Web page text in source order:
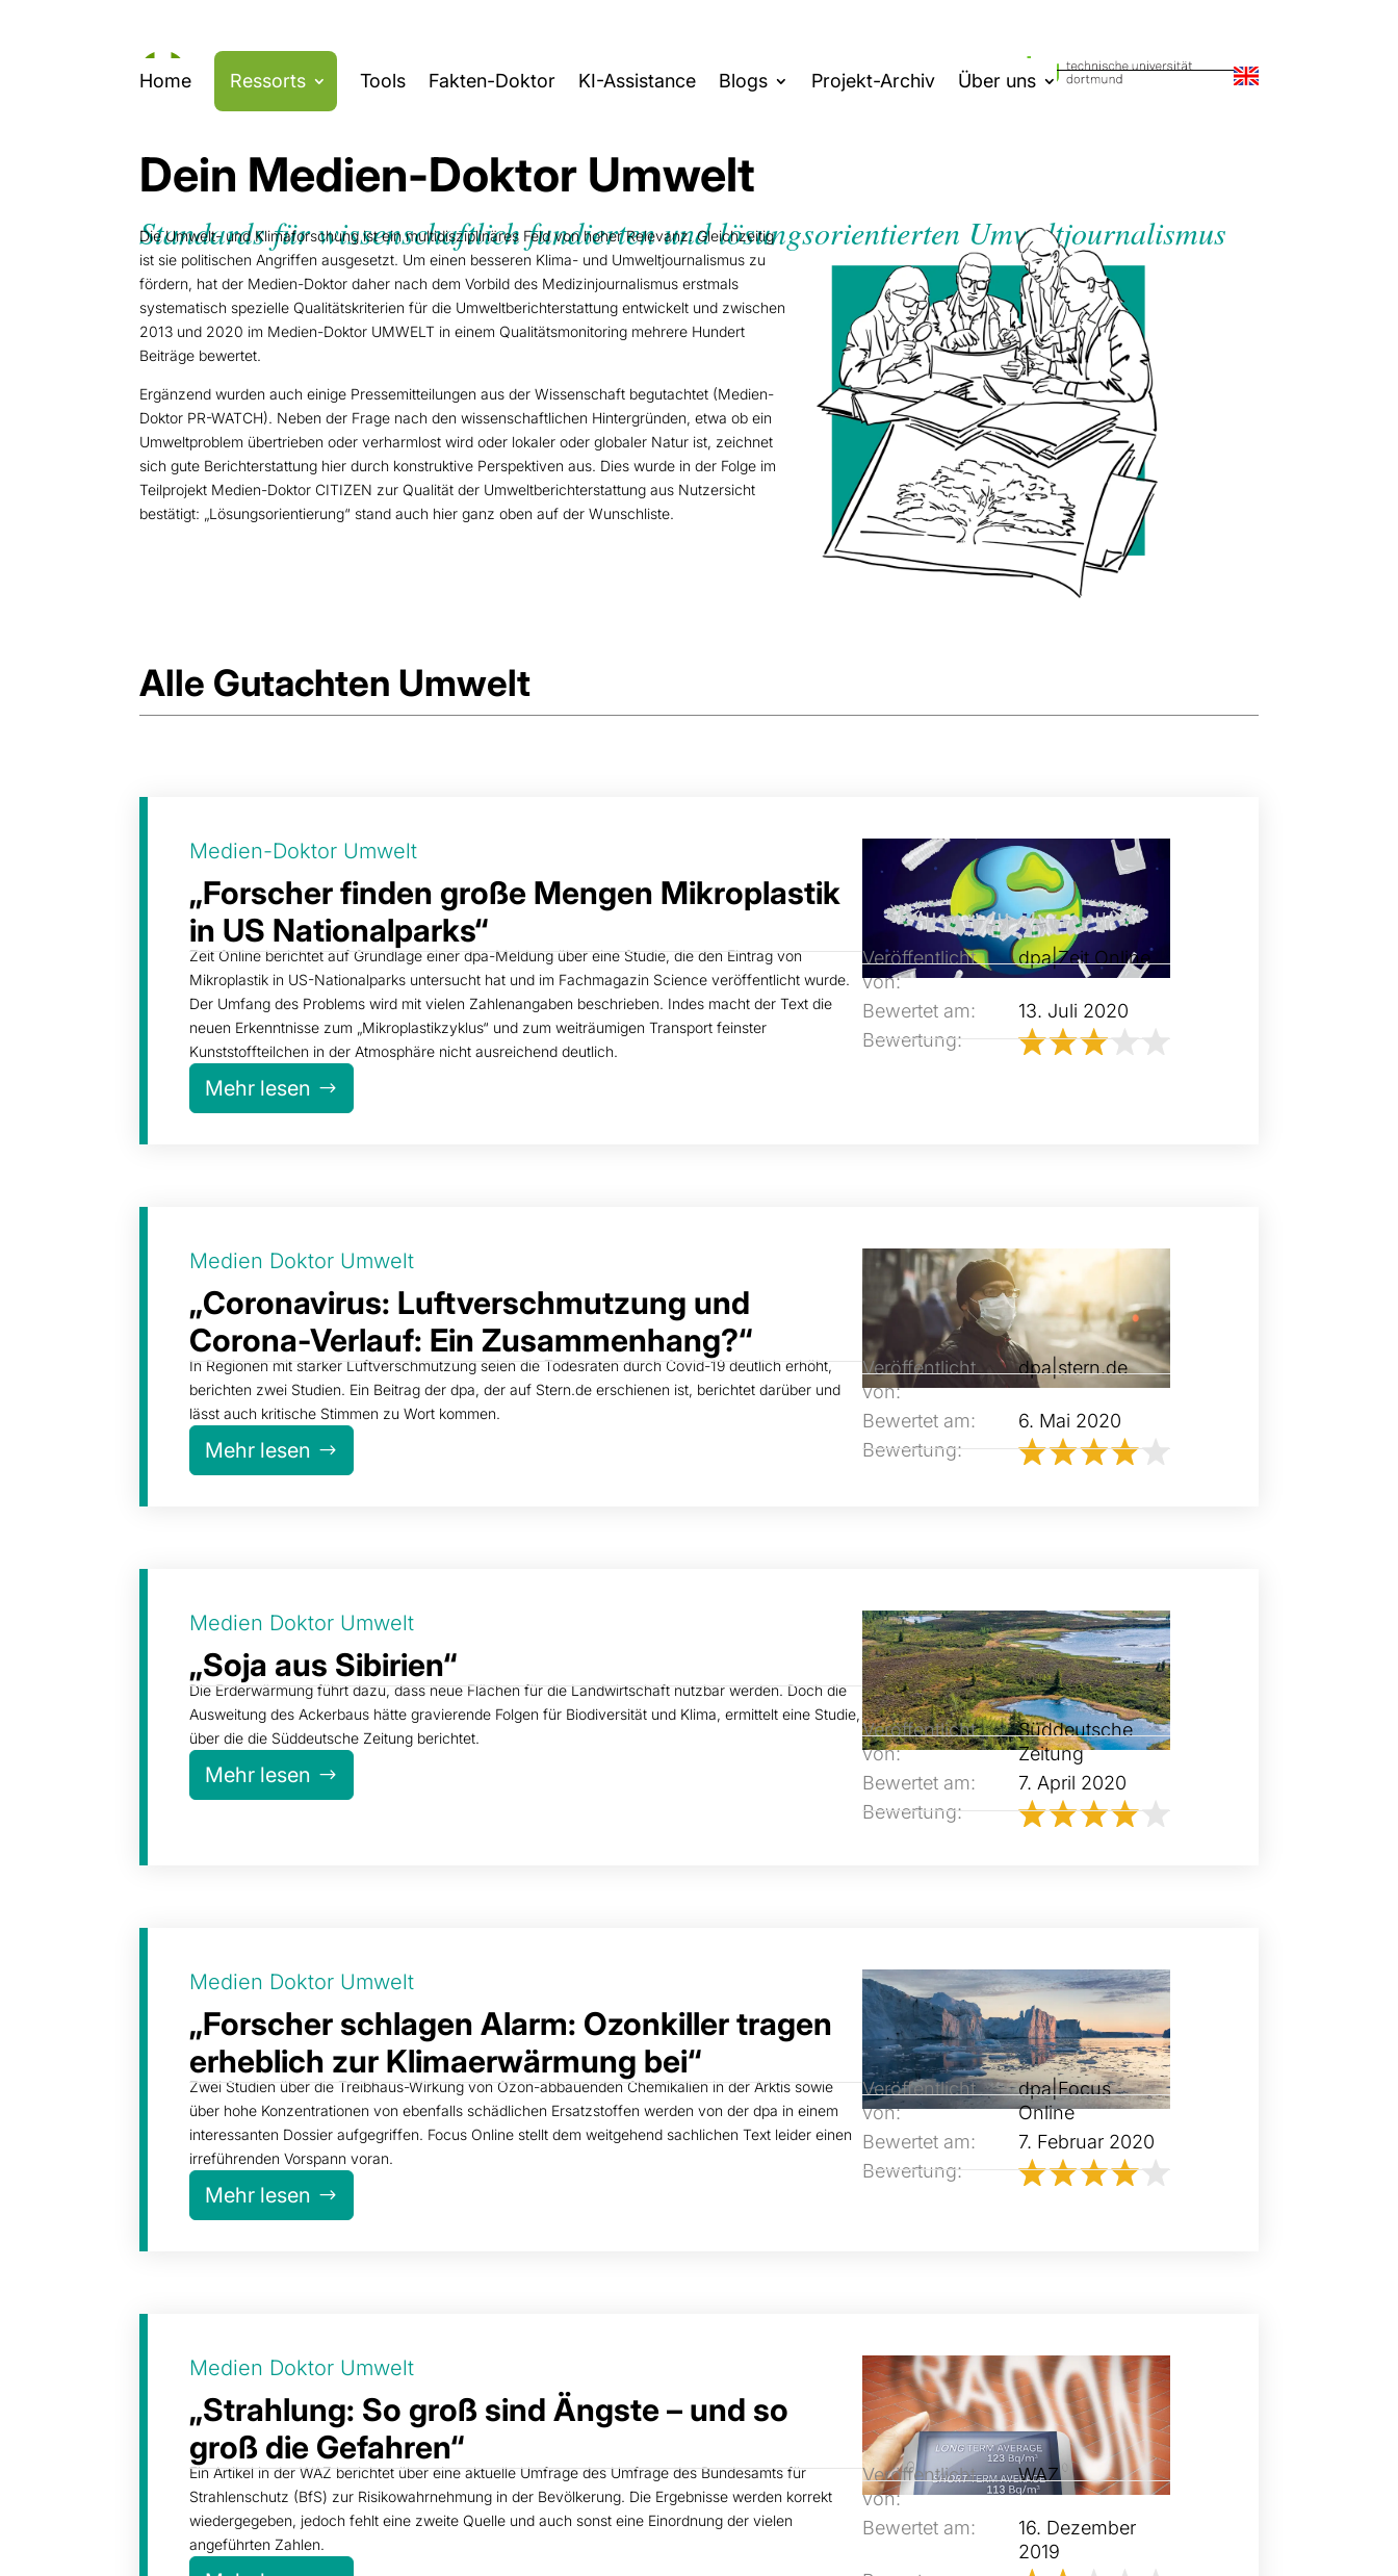
Home Ressorts Tools Fakten-Doktor KI-Assistance Blogs Projekt-Archiv Über uns
Dein Medien-Doktor Umwelt
Standards für wissenschaftlich fundierten und lösungsorientierten Umweltjournalismus
Die Umwelt- und Klimaforschung ist ein multidisziplinäres Feld von hoher Relevanz. Gleichzeitig
ist sie politischen Angriffen ausgesetzt. Um einen besseren Klima- und Umweltjournalismus zu
fördern, hat der Medien-Doktor daher nach dem Vorbild des Medizinjournalismus erstmals
systematisch spezielle Qualitätskriterien für die Umweltberichterstattung entwickelt und zwischen
2013 und 2020 im Medien-Doktor UMWELT in einem Qualitätsmonitoring mehrere Hundert
Beiträge bewertet.
Ergänzend wurden auch einige Pressemitteilungen aus der Wissenschaft begutachtet (Medien-
Doktor PR-WATCH). Neben der Frage nach den wissenschaftlichen Hintergründen, etwa ob ein
Umweltproblem übertrieben oder verharmlost wird oder lokaler oder globaler Natur ist, zeichnet
sich gute Berichterstattung hier durch konstruktive Perspektiven aus. Dies wurde in der Folge im
Teilprojekt Medien-Doktor CITIZEN zur Qualität der Umweltberichterstattung aus Nutzersicht
bestätigt: „Lösungsorientierung“ stand auch hier ganz oben auf der Wunschliste.
Alle Gutachten Umwelt
Medien-Doktor Umwelt
„Forscher finden große Mengen Mikroplastik
in US Nationalparks“
Zeit Online berichtet auf Grundlage einer dpa-Meldung über eine Studie, die den Eintrag von
Mikroplastik in US-Nationalparks untersucht hat und im Fachmagazin Science veröffentlicht wurde.
Der Umfang des Problems wird mit vielen Zahlenangaben beschrieben. Indes macht der Text die
neuen Erkenntnisse zum „Mikroplastikzyklus“ und zum weiträumigen Transport feinster
Kunststoffteilchen in der Atmosphäre nicht ausreichend deutlich.
Mehr lesen
Veröffentlicht
von:
dpa|Zeit Online
Bewertet am:
13. Juli 2020
Bewertung:
Medien Doktor Umwelt
„Coronavirus: Luftverschmutzung und
Corona-Verlauf: Ein Zusammenhang?“
In Regionen mit starker Luftverschmutzung seien die Todesraten durch Covid-19 deutlich erhöht,
berichten zwei Studien. Ein Beitrag der dpa, der auf Stern.de erschienen ist, berichtet darüber und
lässt auch kritische Stimmen zu Wort kommen.
Mehr lesen
Veröffentlicht
von:
dpa|stern.de
Bewertet am:
6. Mai 2020
Bewertung:
Medien Doktor Umwelt
„Soja aus Sibirien“
Die Erderwärmung führt dazu, dass neue Flächen für die Landwirtschaft nutzbar werden. Doch die
Ausweitung des Ackerbaus hätte gravierende Folgen für Biodiversität und Klima, ermittelt eine Studie,
über die die Süddeutsche Zeitung berichtet.
Mehr lesen
Veröffentlicht
von:
Süddeutsche
Zeitung
Bewertet am:
7. April 2020
Bewertung:
Medien Doktor Umwelt
„Forscher schlagen Alarm: Ozonkiller tragen
erheblich zur Klimaerwärmung bei“
Zwei Studien über die Treibhaus-Wirkung von Ozon-abbauenden Chemikalien in der Arktis sowie
über hohe Konzentrationen von ebenfalls schädlichen Ersatzstoffen werden von der dpa in einem
interessanten Dossier aufgegriffen. Focus Online stellt dem weitgehend sachlichen Text leider einen
irreführenden Vorspann voran.
Mehr lesen
Veröffentlicht
von:
dpa|Focus
Online
Bewertet am:
7. Februar 2020
Bewertung:
Medien Doktor Umwelt
„Strahlung: So groß sind Ängste – und so
groß die Gefahren“
Ein Artikel in der WAZ berichtet über eine aktuelle Umfrage des Umfrage des Bundesamts für
Strahlenschutz (BfS) zur Risikowahrnehmung in der Bevölkerung. Die Ergebnisse werden korrekt
wiedergegeben, jedoch fehlt eine zweite Quelle und auch sonst eine Einordnung der vielen
angeführten Zahlen.
Veröffentlicht
von:
WAZ
Bewertet am:
16. Dezember
2019